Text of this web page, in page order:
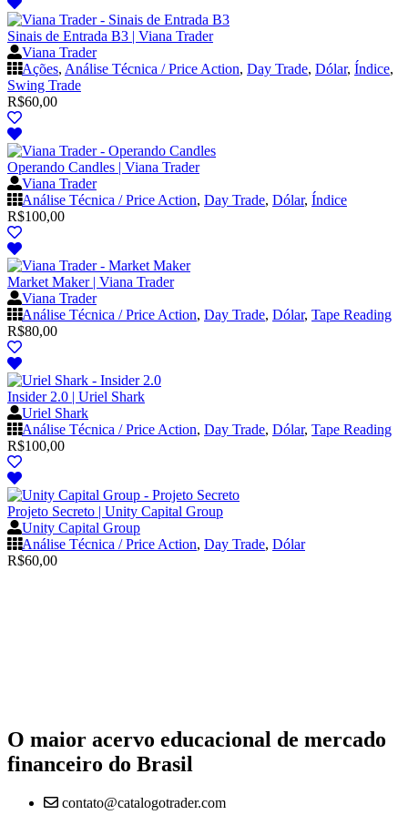
Sinais de Entrada B3 | Viana Trader
Viana Trader
Ações, Análise Técnica / Price Action, Day Trade, Dólar, Índice,
Swing Trade
R$60,00
Operando Candles | Viana Trader
Viana Trader
Análise Técnica / Price Action, Day Trade, Dólar, Índice
R$100,00
Market Maker | Viana Trader
Viana Trader
Análise Técnica / Price Action, Day Trade, Dólar, Tape Reading
R$80,00
Insider 2.0 | Uriel Shark
Uriel Shark
Análise Técnica / Price Action, Day Trade, Dólar, Tape Reading
R$100,00
Projeto Secreto | Unity Capital Group
Unity Capital Group
Análise Técnica / Price Action, Day Trade, Dólar
R$60,00
O maior acervo educacional de mercado
financeiro do Brasil
contato@catalogotrader.com